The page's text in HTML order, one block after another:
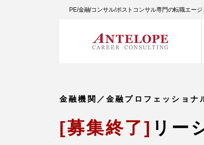
PE/金融/コンサル/ポストコンサル専門の転職エー
金融機関／金融プロフェッショナ
[募集終了] リー